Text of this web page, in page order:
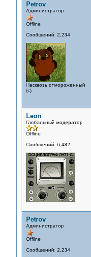
Petrov
Администратор
Offline
Сообщений: 2,234
Насквозь отмороженный
(с)
Leon
Глобальный модератор
Offline
Сообщений: 6,482
Petrov
Администратор
Offline
Сообщений: 2,234